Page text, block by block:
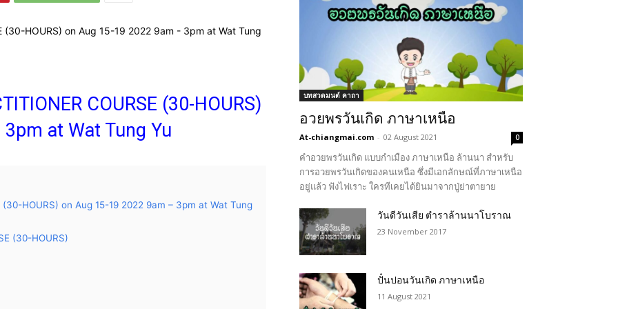
COURSE (30-HOURS)
at Wat Tung Yu
(30-HOURS) on Aug 15-19 2022 9am – 3pm at Wat Tung
(30-HOURS)
บทสวดมนต์ คาถา
อวยพรวันเกิด ภาษาเหนือ
At-chiangmai.com - 02 August 2021 0
คำอวยพรวันเกิด แบบกำเมือง ภาษาเหนือ ล้านนา สำหรับ
การอวยพรวันเกิดของคนเหนือ ซึ่งมีเอกลักษณ์ที่ภาษาเหนือ
อยู่แล้ว ฟังไฟเราะ ใครทีเคยได้ยินมาจากปู่ย่าตายาย
วันดีวันเสีย ตำราล้านนาโบราณ
23 November 2017
ปั๋นปอนวันเกิด ภาษาเหนือ
11 August 2021